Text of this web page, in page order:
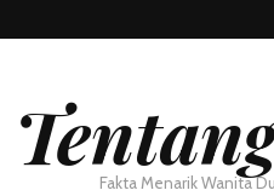
Fakta Menarik Wanita